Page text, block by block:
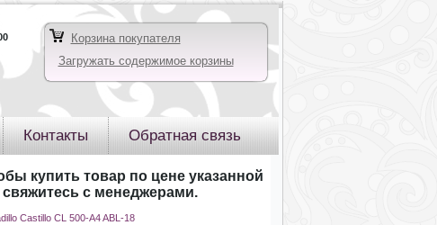
Корзина покупателя
Загружать содержимое корзины
Контакты Обратная связь
купить товар по цене указанной
свяжитесь с менеджерами.
Castillo CL 500-A4 ABL-18